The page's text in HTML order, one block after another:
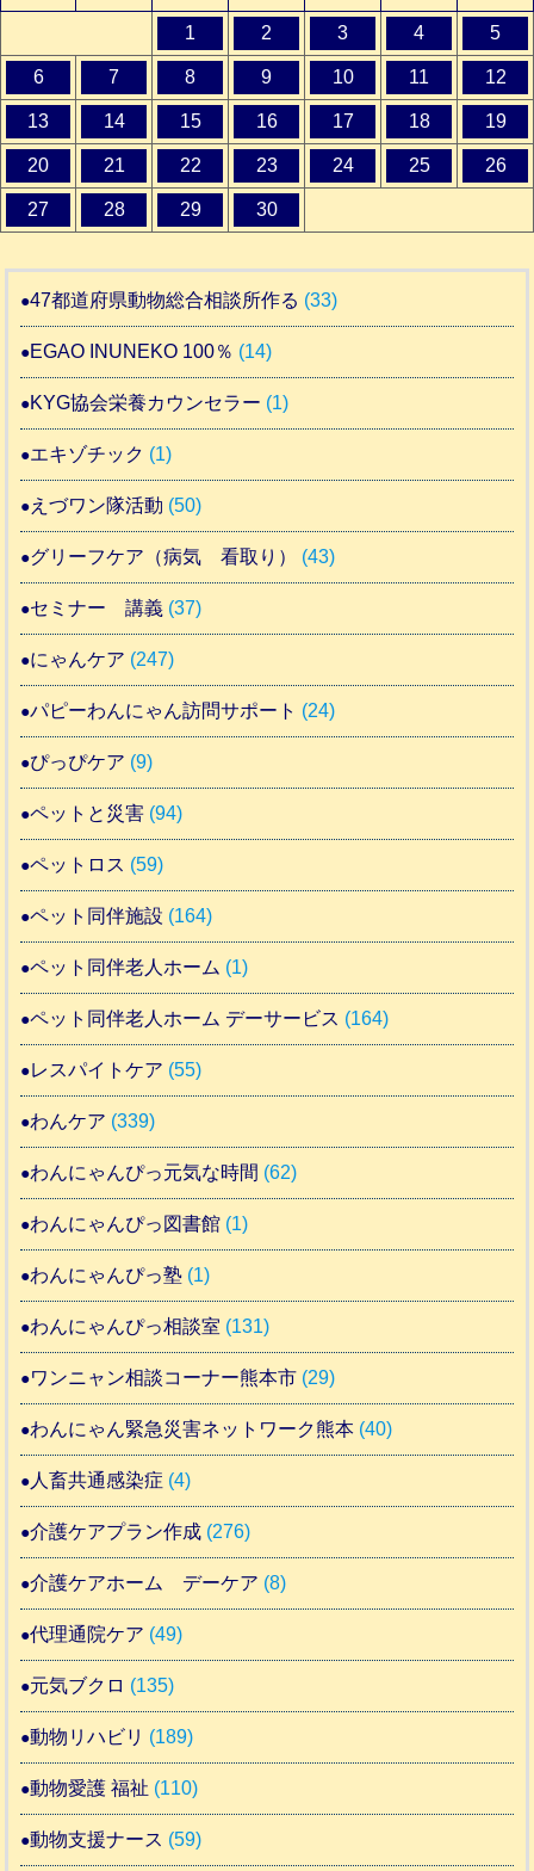
1 2 3 4 5
6 7 8 9 10 11 12
13 14 15 16 17 18 19
20 21 22 23 24 25 26
27 28 29 30
47都道府県動物総合相談所作る (33)
EGAO INUNEKO 100％ (14)
KYG協会栄養カウンセラー (1)
エキゾチック (1)
えづワン隊活動 (50)
グリーフケア（病気 看取り） (43)
セミナー 講義 (37)
にゃんケア (247)
パピーわんにゃん訪問サポート (24)
ぴっぴケア (9)
ペットと災害 (94)
ペットロス (59)
ペット同伴施設 (164)
ペット同伴老人ホーム (1)
ペット同伴老人ホーム デーサービス (164)
レスパイトケア (55)
わんケア (339)
わんにゃんぴっ元気な時間 (62)
わんにゃんぴっ図書館 (1)
わんにゃんぴっ塾 (1)
わんにゃんぴっ相談室 (131)
ワンニャン相談コーナー熊本市 (29)
わんにゃん緊急災害ネットワーク熊本 (40)
人畜共通感染症 (4)
介護ケアプラン作成 (276)
介護ケアホーム デーケア (8)
代理通院ケア (49)
元気ブクロ (135)
動物リハビリ (189)
動物愛護 福祉 (110)
動物支援ナース (59)